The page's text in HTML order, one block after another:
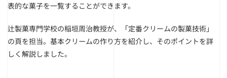
表的な菓子を一覧することができます。
辻製菓専門学校の稲垣周治教授が、「定番クリームの製菓技術」
の頁を担当。基本クリームの作り方を紹介し、そのポイントを詳
しく解説しました。